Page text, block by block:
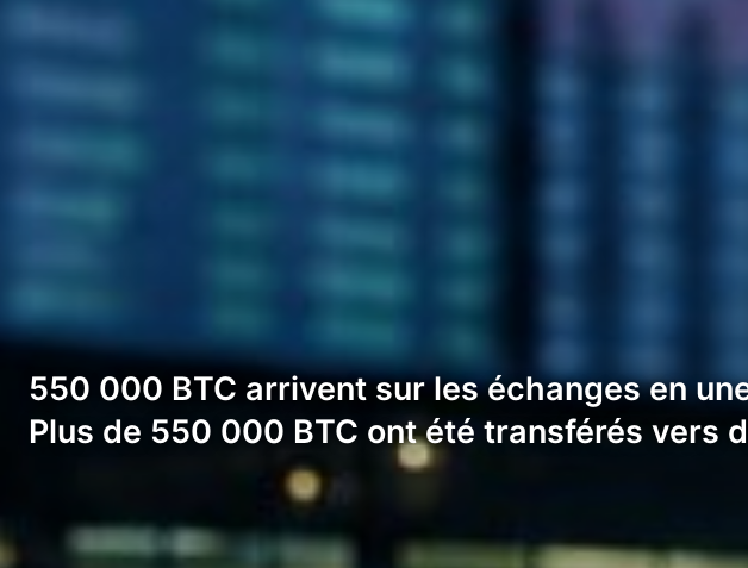
550 000 BTC arrivent sur les échanges en
Plus de 550 000 BTC ont été transférés vers